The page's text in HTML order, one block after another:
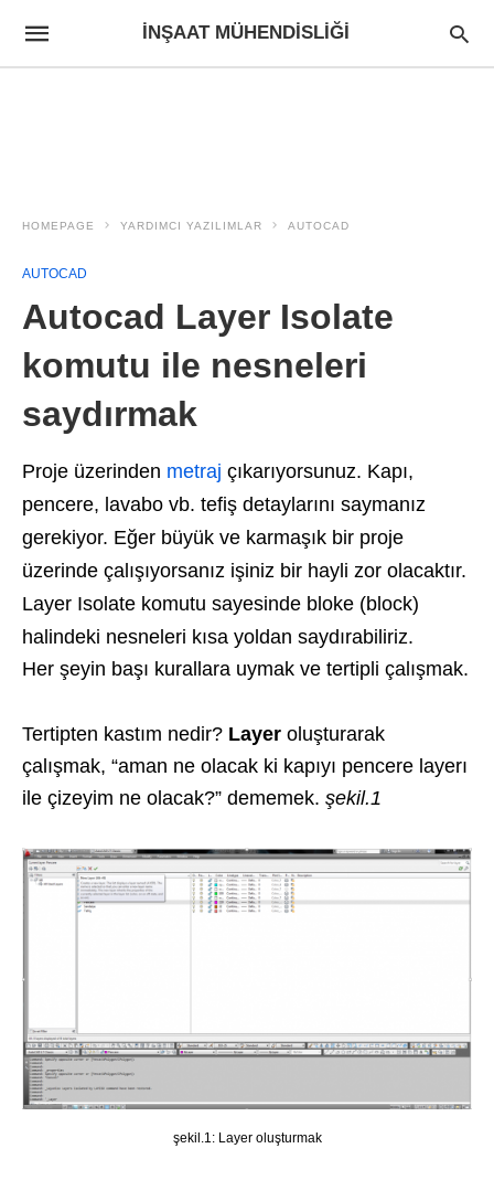
İNŞAAT MÜHENDISLIĞI
HOMEPAGE YARDIMCI YAZILIMLAR AUTOCAD
AUTOCAD
Autocad Layer Isolate
komutu ile nesneleri
saydırmak
Proje üzerinden metraj çıkarıyorsunuz. Kapı,
pencere, lavabo vb. tefiş detaylarını saymanız
gerekiyor. Eğer büyük ve karmaşık bir proje
üzerinde çalışıyorsanız işiniz bir hayli zor olacaktır.
Layer Isolate komutu sayesinde bloke (block)
halindeki nesneleri kısa yoldan saydırabiliriz.
Her şeyin başı kurallara uymak ve tertipli çalışmak.
Tertipten kastım nedir? Layer oluşturarak
çalışmak, “aman ne olacak ki kapıyı pencere layerı
ile çizeyim ne olacak?” dememek. şekil.1
şekil.1: Layer oluşturmak